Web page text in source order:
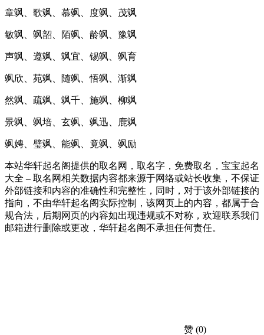
章飒、歌飒、慕飒、度飒、茂飒
敏飒、飒韶、陌飒、龄飒、豫飒
声飒、遵飒、飒宜、锡飒、飒育
飒欣、苑飒、随飒、悟飒、渐飒
然飒、疏飒、飒千、施飒、柳飒
景飒、飒培、玄飒、飒迅、鹿飒
飒娉、璧飒、能飒、竟飒、飒励
本站华轩起名阁提供的取名网，取名字，免费取名，宝宝起名
大全 – 取名网相关数据内容都来源于网络或站长收集，不保证
外部链接和内容的准确性和完整性，同时，对于该外部链接的
指向，不由华轩起名阁实际控制，该网页上的内容，都属于合
规合法，后期网页的内容如出现违规或不对称，欢迎联系我们
邮箱进行删除或更改，华轩起名阁不承担任何责任。
赞 (0)